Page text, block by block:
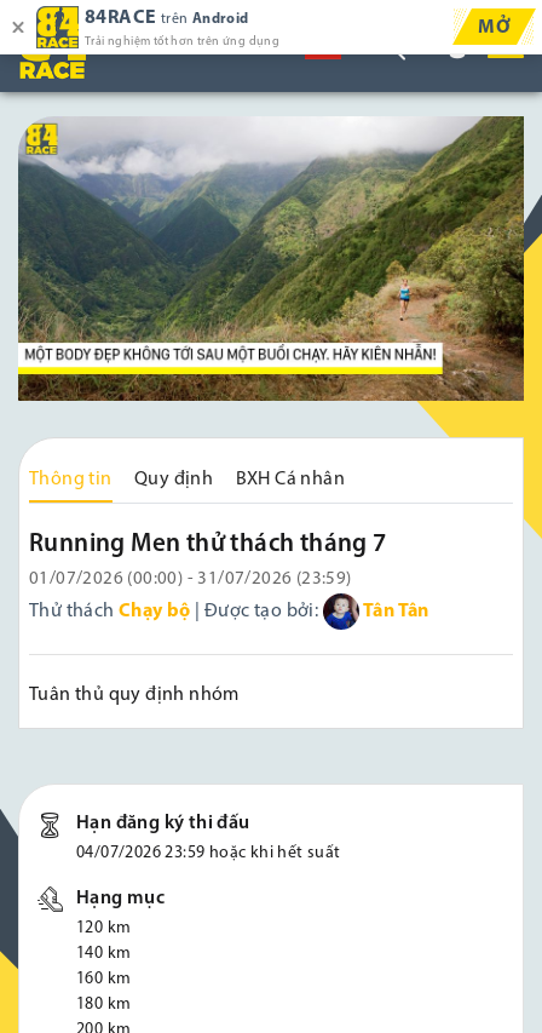
Thông tin Quy định BXH Cá nhân
Running Men thử thách tháng 7
01/07/2026 (00:00) - 31/07/2026 (23:59)
Thử thách Chạy bộ | Được tạo bởi: Tân Tân
Tuân thủ quy định nhóm
Hạn đăng ký thi đấu
04/07/2026 23:59 hoặc khi hết suất
Hạng mục
120 km
140 km
160 km
180 km
84RACE trên Android
Trải nghiệm tốt hơn trên ứng dụng
MỞ